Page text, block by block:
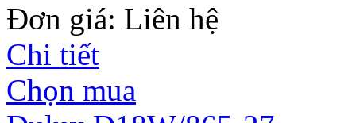
Đơn giá: Liên hệ
Chi tiết
Chọn mua